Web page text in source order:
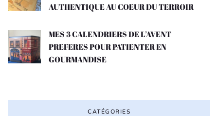
AUTHENTIQUE AU COEUR DU TERROIR
MES 3 CALENDRIERS DE L’AVENT
PREFERES POUR PATIENTER EN
GOURMANDISE
CATÉGORIES